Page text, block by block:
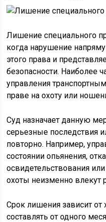
Лишение специального
когда нарушение
этого права и
безопасности. Наиболее
управления
праве на охоту или
Суд назначает данную
серьезные последствия
повторно. Например,
состоянии опьянения,
освидетельствования
охоты неизменно влекут
Срок лишения зависит от
составлять от одного